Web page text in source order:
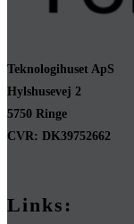
Teknologihuset ApS
Hylshusevej 2
5750 Ringe
CVR: DK39752662
Links: